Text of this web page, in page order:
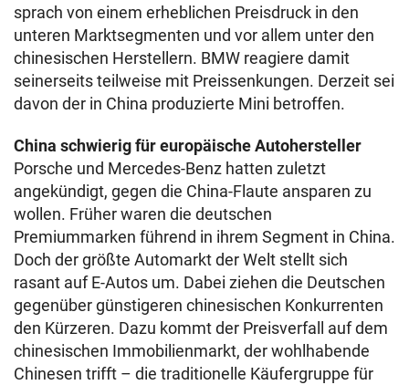
sprach von einem erheblichen Preisdruck in den
unteren Marktsegmenten und vor allem unter den
chinesischen Herstellern. BMW reagiere damit
seinerseits teilweise mit Preissenkungen. Derzeit sei
davon der in China produzierte Mini betroffen.
China schwierig für europäische Autohersteller
Porsche und Mercedes-Benz hatten zuletzt
angekündigt, gegen die China-Flaute ansparen zu
wollen. Früher waren die deutschen
Premiummarken führend in ihrem Segment in China.
Doch der größte Automarkt der Welt stellt sich
rasant auf E-Autos um. Dabei ziehen die Deutschen
gegenüber günstigeren chinesischen Konkurrenten
den Kürzeren. Dazu kommt der Preisverfall auf dem
chinesischen Immobilienmarkt, der wohlhabende
Chinesen trifft – die traditionelle Käufergruppe für